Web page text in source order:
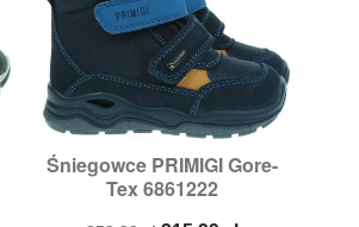
Śniegowce PRIMIGI Gore-
Tex 6861222
Szybki podgląd
Rozmiary:26